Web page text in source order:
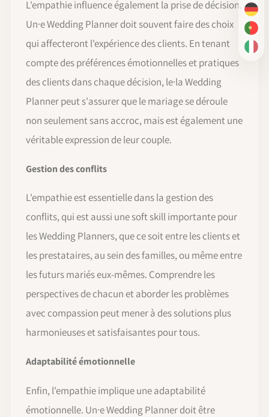
DE
PT-
IT
L'empathie influence également la prise de décision.
Un·e Wedding Planner doit souvent faire des choix
qui affecteront l'expérience des clients. En tenant
compte des préférences émotionnelles et pratiques
des clients dans chaque décision, le·la Wedding
Planner peut s'assurer que le mariage se déroule
non seulement sans accroc, mais est également une
véritable expression de leur couple.
Gestion des conflits
L'empathie est essentielle dans la gestion des
conflits, qui est aussi une soft skill importante pour
les Wedding Planners, que ce soit entre les clients et
les prestataires, au sein des familles, ou même entre
les futurs mariés eux-mêmes. Comprendre les
perspectives de chacun et aborder les problèmes
avec compassion peut mener à des solutions plus
harmonieuses et satisfaisantes pour tous.
Adaptabilité émotionnelle
Enfin, l'empathie implique une adaptabilité
émotionnelle. Un·e Wedding Planner doit être